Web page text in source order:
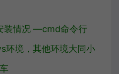
装情况 —cmd命令行
环境，其他环境大同小